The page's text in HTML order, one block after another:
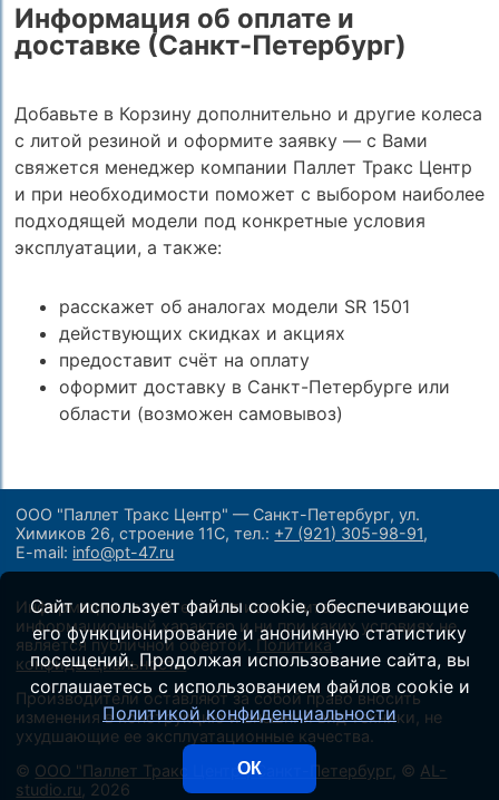
Информация об оплате и
доставке (Санкт-Петербург)
Добавьте в Корзину дополнительно и другие колеса
с литой резиной и оформите заявку — с Вами
свяжется менеджер компании Паллет Тракс Центр
и при необходимости поможет с выбором наиболее
подходящей модели под конкретные условия
эксплуатации, а также:
расскажет об аналогах модели SR 1501
действующих скидках и акциях
предоставит счёт на оплату
оформит доставку в Санкт-Петербурге или
области (возможен самовывоз)
ООО "Паллет Тракс Центр" — Санкт-Петербург, ул.
Химиков 26, строение 11С,тел.: +7 (921) 305-98-91,
E-mail: info@pt-47.ru
Информация на сайте носит исключительно
информационный характер и ни при каких условиях не
является публичной офертой. Политика
конфиденциальности.
Производители оставляют за собой право вносить
изменения в конструкцию и внешний вид техники, не
ухудшающие ее эксплуатационные качества.
© ООО "Паллет Тракс Центр", Санкт-Петербург , © AL-
studio.ru , 2026
Сайт использует файлы cookie, обеспечивающие
его функционирование и анонимную статистику
посещений. Продолжая использование сайта, вы
соглашаетесь с использованием файлов cookie и
Политикой конфиденциальности
ОК